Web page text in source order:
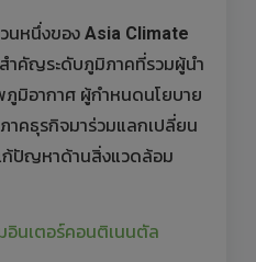
นหนึ่งของ Asia Climate
สำคัญระดับภูมิภาคที่รวมผู้นำ
มิอากาศ ผู้กำหนดนโยบาย
าคธุรกิจมาร่วมแลกเปลี่ยน
ก้ปัญหาด้านสิ่งแวดล้อม
อินเตอร์คอนติเนนตัล